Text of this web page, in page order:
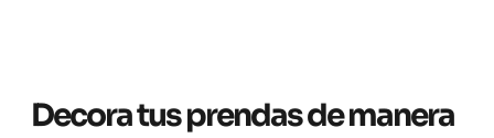
Decora tus prendas de manera